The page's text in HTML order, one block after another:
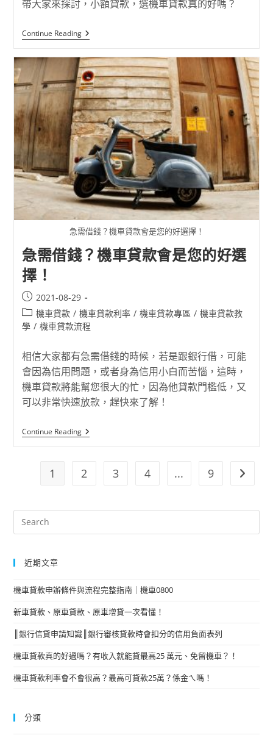
帶大家來探討，小額貸款，選機車貸款真的好嗎？
Continue Reading
急需借錢？機車貸款會是您的好選擇！
急需借錢？機車貸款會是您的好選
擇！
2021-08-29
機車貸款 / 機車貸款利率 / 機車貸款專區 / 機車貸款教
學 / 機車貸款流程
相信大家都有急需借錢的時候，若是跟銀行借，可能
會因為信用問題，或者身為信用小白而苦惱，這時，
機車貸款將能幫您很大的忙，因為他貸款門檻低，又
可以非常快速放款，趕快來了解！
Continue Reading
1 2 3 4 ... 9
近期文章
機車貸款申辦條件與流程完整指南｜機車0800
新車貸款、原車貸款、原車增貸一次看懂！
║銀行信貸申請知識║銀行審核貸款時會扣分的信用負面表列
機車貸款真的好過嗎？有收入就能貸最高25 萬元、免留機車？！
機車貸款利率會不會很高？最高可貸款25萬？係金ㄟ嗎！
分類